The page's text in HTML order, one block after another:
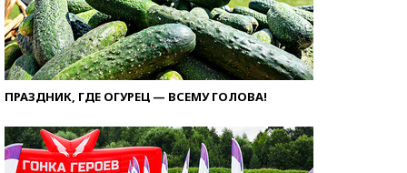
ПРАЗДНИК, ГДЕ ОГУРЕЦ — ВСЕМУ ГОЛОВА!